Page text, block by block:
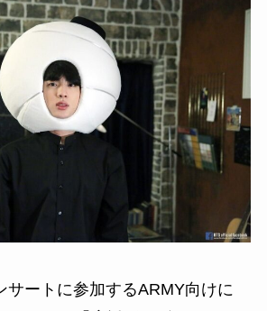
サートに参加するARMY向けに